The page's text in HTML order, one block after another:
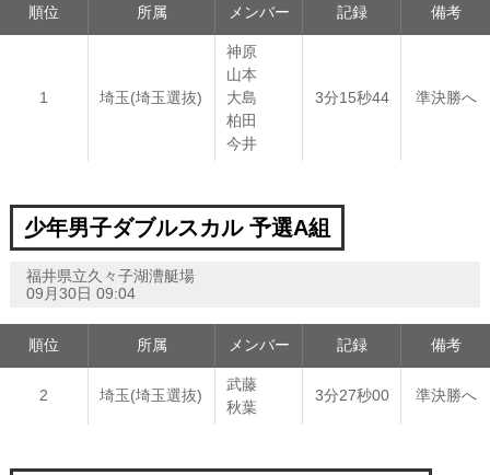
順位 所属 メンバー 記録 備考
1 埼玉(埼玉選抜)
神原
山本
大島
柏田
今井
3分15秒44 準決勝へ
少年男子ダブルスカル 予選A組
福井県立久々子湖漕艇場
09月30日 09:04
順位 所属 メンバー 記録 備考
2 埼玉(埼玉選抜)
武藤
秋葉
3分27秒00 準決勝へ